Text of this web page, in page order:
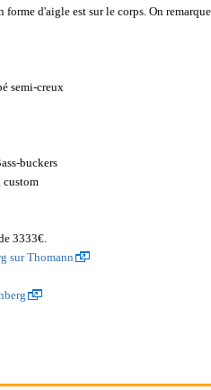
forme d'aigle est sur le corps. On
semi-creux
buckers
custom
3333€.
sur Thomann